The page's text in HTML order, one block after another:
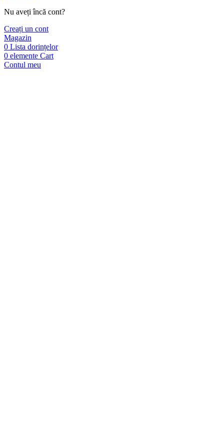
Nu aveți încă cont?
Creați un cont
Magazin
0 Lista dorințelor
0 elemente Cart
Contul meu